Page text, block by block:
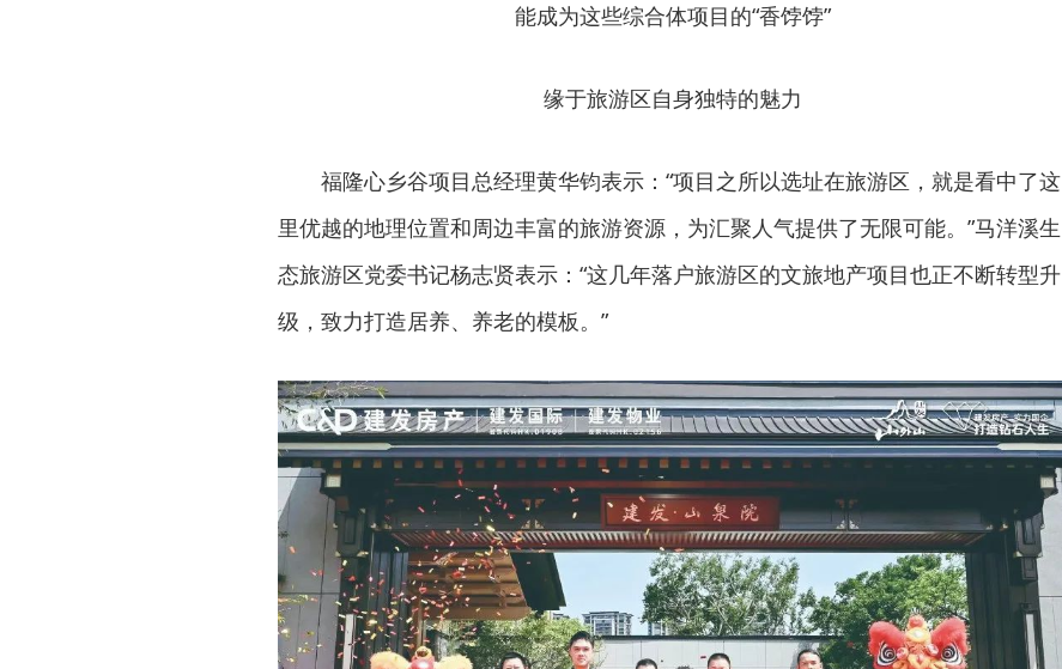
能成为这些综合体项目的“香饽饽”
缘于旅游区自身独特的魅力
福隆心乡谷项目总经理黄华钧表示：“项目之所以选址在旅游区，就是看中了这
里优越的地理位置和周边丰富的旅游资源，为汇聚人气提供了无限可能。”马洋溪生
态旅游区党委书记杨志贤表示：“这几年落户旅游区的文旅地产项目也正不断转型升
级，致力打造居养、养老的模板。”